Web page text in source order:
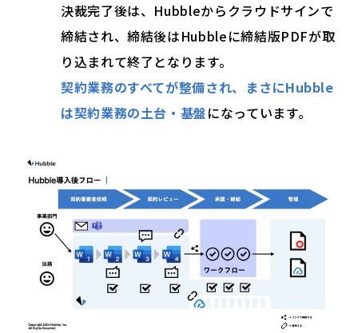
決裁完了後は、Hubbleからクラウドサインで
締結され、締結後はHubbleに締結版PDFが取
り込まれて終了となります。
契約業務のすべてが整備され、まさにHubble
は契約業務の土台・基盤になっています。